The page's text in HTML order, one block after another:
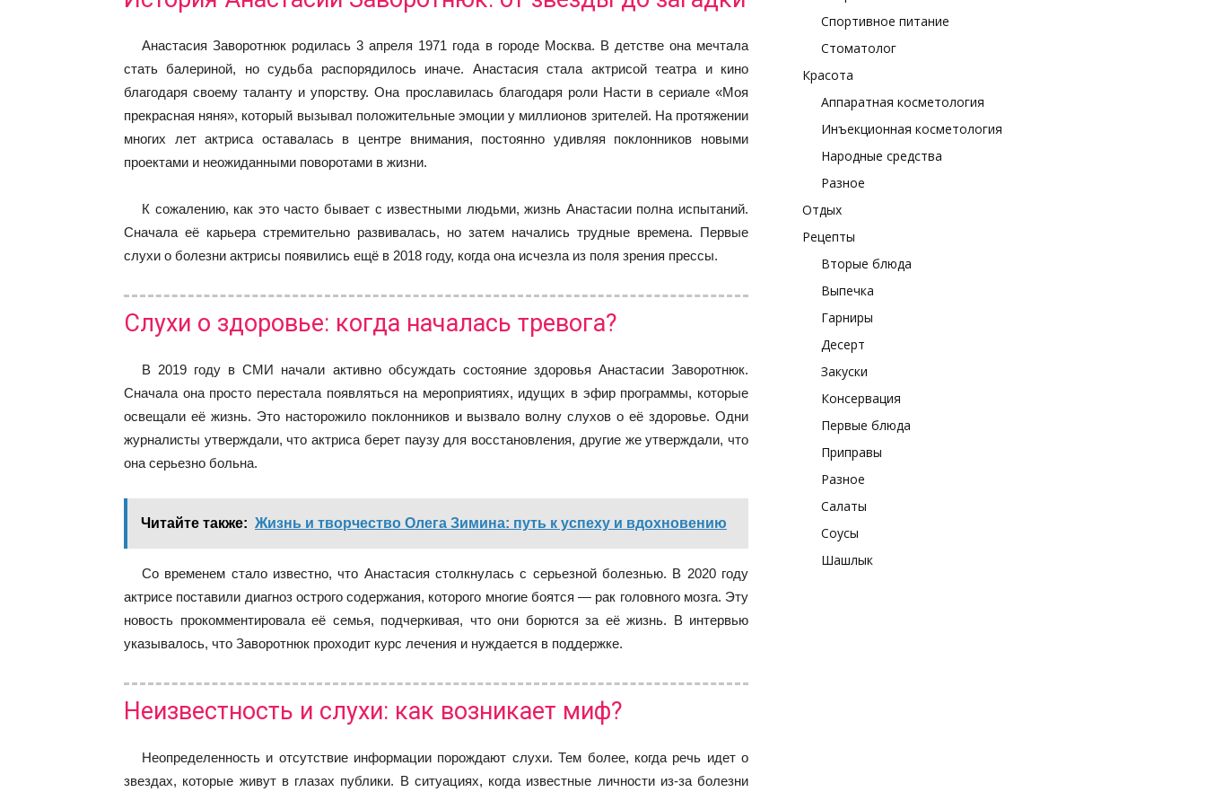
Анастасия Заворотнюк родилась 3 апреля 1971 года в городе Москва. В детстве она мечтала
стать балериной, но судьба распорядилось иначе. Анастасия стала актрисой театра и кино
благодаря своему таланту и упорству. Она прославилась благодаря роли Насти в сериале «Моя
прекрасная няня», который вызывал положительные эмоции у миллионов зрителей. На протяжении
многих лет актриса оставалась в центре внимания, постоянно удивляя поклонников новыми
проектами и неожиданными поворотами в жизни.
К сожалению, как это часто бывает с известными людьми, жизнь Анастасии полна испытаний.
Сначала её карьера стремительно развивалась, но затем начались трудные времена. Первые
слухи о болезни актрисы появились ещё в 2018 году, когда она исчезла из поля зрения прессы.
Слухи о здоровье: когда началась тревога?
В 2019 году в СМИ начали активно обсуждать состояние здоровья Анастасии Заворотнюк.
Сначала она просто перестала появляться на мероприятиях, идущих в эфир программы, которые
освещали её жизнь. Это насторожило поклонников и вызвало волну слухов о её здоровье. Одни
журналисты утверждали, что актриса берет паузу для восстановления, другие же утверждали, что
она серьезно больна.
Читайте также: Жизнь и творчество Олега Зимина: путь к успеху и вдохновению
Со временем стало известно, что Анастасия столкнулась с серьезной болезнью. В 2020 году
актрисе поставили диагноз острого содержания, которого многие боятся — рак головного мозга. Эту
новость прокомментировала её семья, подчеркивая, что они борются за её жизнь. В интервью
указывалось, что Заворотнюк проходит курс лечения и нуждается в поддержке.
Неизвестность и слухи: как возникает миф?
Неопределенность и отсутствие информации порождают слухи. Тем более, когда речь идет о
звездах, которые живут в глазах публики. В ситуациях, когда известные личности из-за болезни
Спортивное питание
Стоматолог
Красота
Аппаратная косметология
Инъекционная косметология
Народные средства
Разное
Отдых
Рецепты
Вторые блюда
Выпечка
Гарниры
Десерт
Закуски
Консервация
Первые блюда
Приправы
Разное
Салаты
Соусы
Шашлык